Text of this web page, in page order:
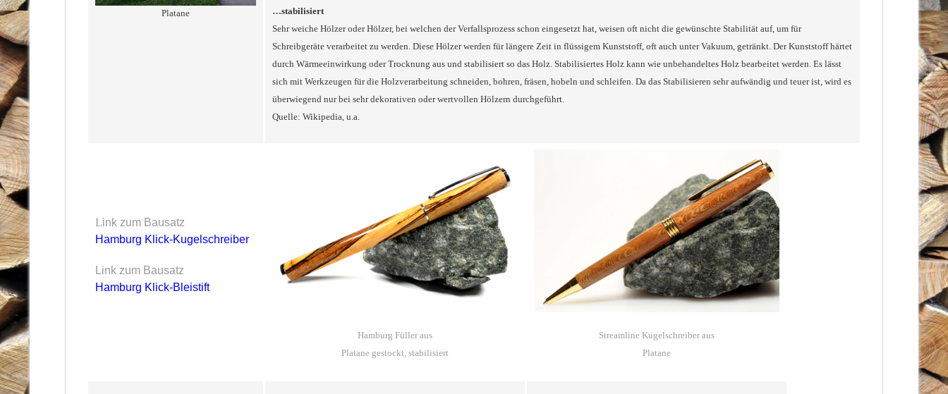
Platane
…stabilisiert
Sehr weiche Hölzer oder Hölzer, bei welchen der Verfallsprozess schon eingesetzt hat, weisen oft nicht die gewünschte Stabilität auf, um für
Schreibgeräte verarbeitet zu werden. Diese Hölzer werden für längere Zeit in flüssigem Kunststoff, oft auch unter Vakuum, getränkt. Der Kunststoff härtet
durch Wärmeeinwirkung oder Trocknung aus und stabilisiert so das Holz. Stabilisiertes Holz kann wie unbehandeltes Holz bearbeitet werden. Es lässt
sich mit Werkzeugen für die Holzverarbeitung schneiden, bohren, fräsen, hobeln und schleifen. Da das Stabilisieren sehr aufwändig und teuer ist, wird es
überwiegend nur bei sehr dekorativen oder wertvollen Hölzern durchgeführt.
Quelle: Wikipedia, u.a.
Link zum Bausatz
Hamburg Klick-Kugelschreiber
Link zum Bausatz
Hamburg Klick-Bleistift
Hamburg Füller aus
Platane gestockt, stabilisiert
Streamline Kugelschreiber aus
Platane